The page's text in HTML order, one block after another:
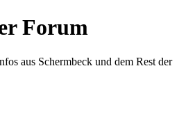
Forum
aus Schermbeck und dem Rest der